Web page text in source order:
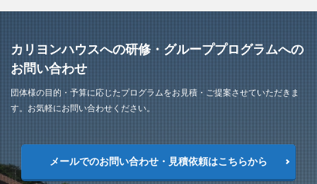
カリヨンハウスへの研修・グループプログラムへの
お問い合わせ
団体様の目的・予算に応じたプログラムをお見積・ご提案させていただきま
す。お気軽にお問い合わせください。
メールでのお問い合わせ・見積依頼はこちらから